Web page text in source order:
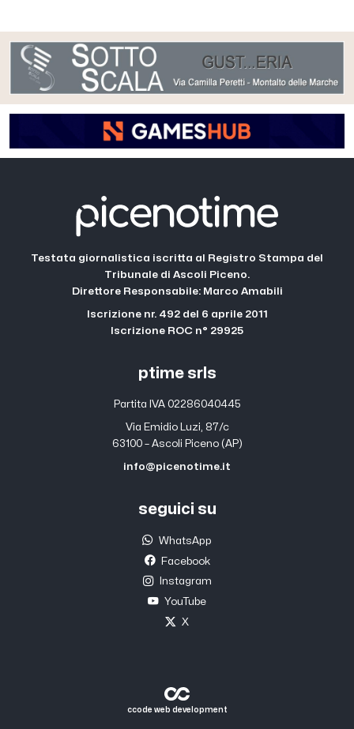
Testata giornalistica iscritta al Registro Stampa del
Tribunale di Ascoli Piceno.
Direttore Responsabile: Marco Amabili
Iscrizione nr. 492 del 6 aprile 2011
Iscrizione ROC n° 29925
ptime srls
Partita IVA 02286040445
Via Emidio Luzi, 87/c
63100 – Ascoli Piceno (AP)
info@picenotime.it
seguici su
WhatsApp
Facebook
Instagram
YouTube
X
ccode web development